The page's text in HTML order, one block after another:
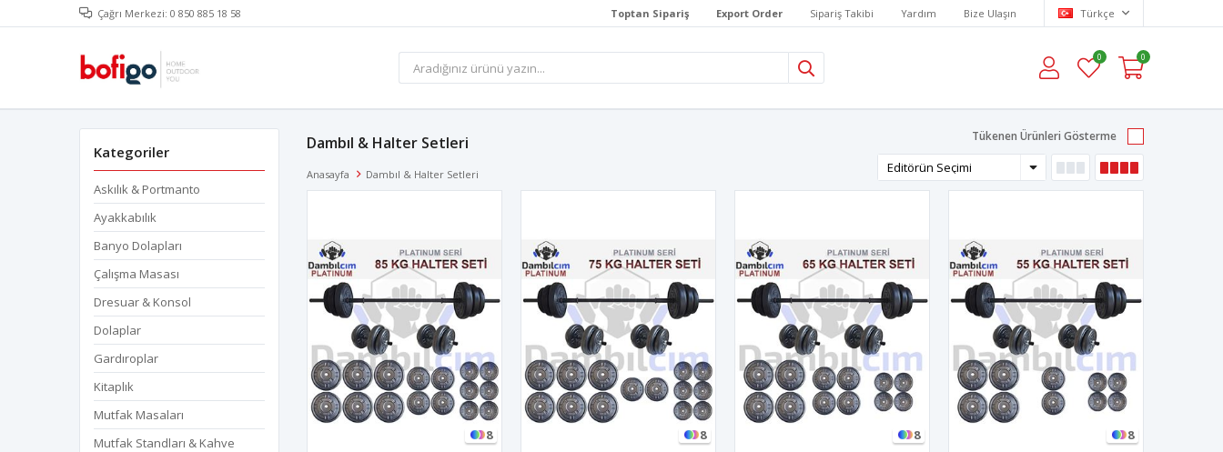
Çağrı Merkezi: 0 850 885 18 58 Toptan Sipariş Export Order Sipariş Takibi Yardım Bize Ulaşın Türkçe
0 0
Kategoriler
Askılık & Portmanto
Ayakkabılık
Banyo Dolapları
Çalışma Masası
Dresuar & Konsol
Dolaplar
Gardıroplar
Kitaplık
Mutfak Masaları
Mutfak Standları & Kahve
Dambıl & Halter Setleri
Anasayfa Dambıl & Halter Setleri
Tükenen Ürünleri Gösterme
8 8 8 8